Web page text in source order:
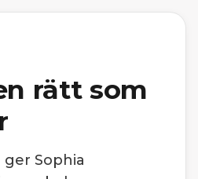
rätt som
Sophia